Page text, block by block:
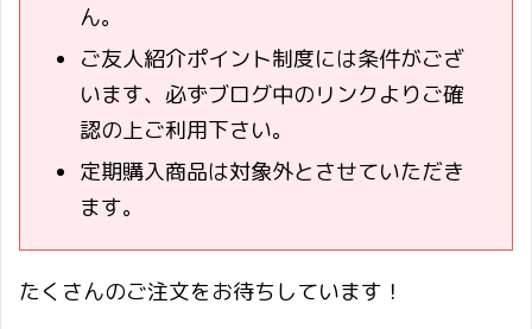
ん。
ご友人紹介ポイント制度には条件がござ
います、必ずブログ中のリンクよりご確
認の上ご利用下さい。
定期購入商品は対象外とさせていただき
ます。
たくさんのご注文をお待ちしています！